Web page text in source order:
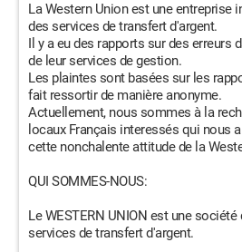
La Western Union est une entreprise
des services de transfert d'argent.
Il y a eu des rapports sur des erreurs
de leur services de gestion.
Les plaintes sont basées sur les
fait ressortir de manière anonyme.
Actuellement, nous sommes à la
locaux Français interessés qui nous
cette nonchalente attitude de la
QUI SOMMES-NOUS:
Le WESTERN UNION est une
services de transfert d'argent.